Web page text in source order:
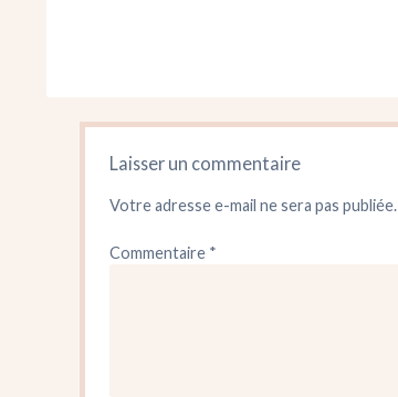
Laisser un commentaire
Votre adresse e-mail ne sera pas publiée.
Commentaire *